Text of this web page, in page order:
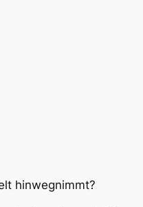
hinwegnimmt?